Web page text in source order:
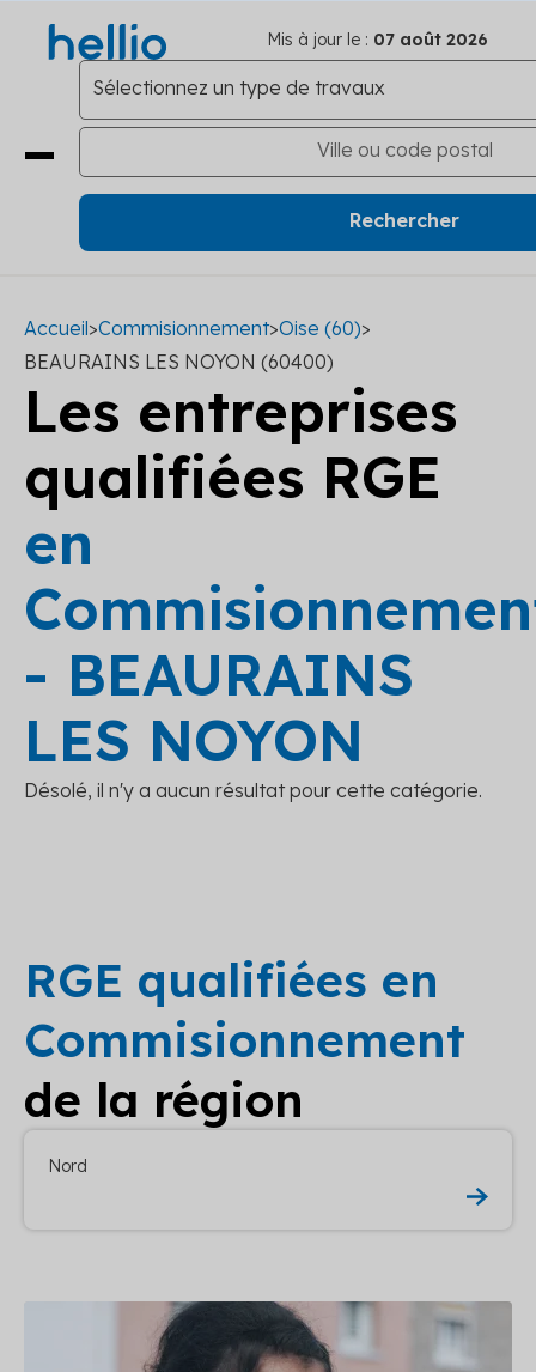
Mis à jour le : 07 août 2026
Accueil>Commisionnement>Oise (60)>
BEAURAINS LES NOYON (60400)
Les entreprises
qualifiées RGE
en
- BEAURAINS
LES NOYON
Désolé, il n'y a aucun résultat pour cette catégorie.
RGE qualifiées en
Commisionnement
de la région
Nord